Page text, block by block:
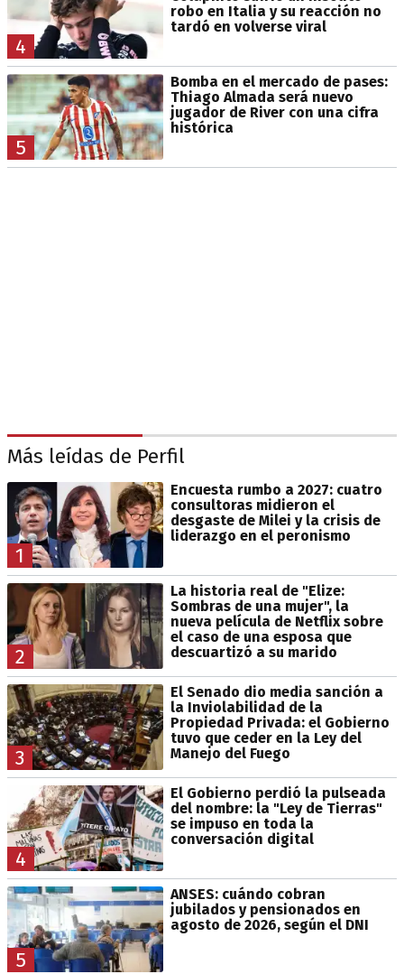
4
robo en Italia y su reacción no
tardó en volverse viral
5
Bomba en el mercado de pases:
Thiago Almada será nuevo
jugador de River con una cifra
histórica
Más leídas de Perfil
1
Encuesta rumbo a 2027: cuatro
consultoras midieron el
desgaste de Milei y la crisis de
liderazgo en el peronismo
2
La historia real de "Elize:
Sombras de una mujer", la
nueva película de Netflix sobre
el caso de una esposa que
descuartizó a su marido
3
El Senado dio media sanción a
la Inviolabilidad de la
Propiedad Privada: el Gobierno
tuvo que ceder en la Ley del
Manejo del Fuego
4
El Gobierno perdió la pulseada
del nombre: la "Ley de Tierras"
se impuso en toda la
conversación digital
5
ANSES: cuándo cobran
jubilados y pensionados en
agosto de 2026, según el DNI